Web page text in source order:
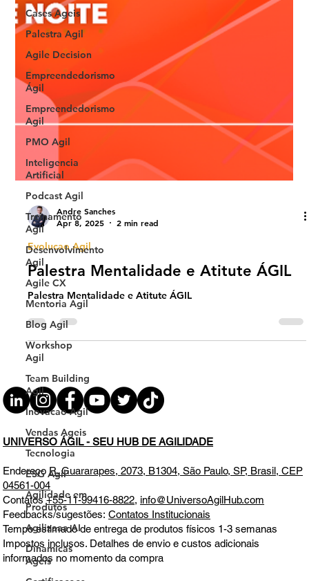
Cases Ageis
Palestra Agil
Agile Decision
Empreendedorismo
Ágil
Empreendedorismo
Agil
PMO Agil
Inteligencia
Artificial
Podcast Agil
Treinamento
Agil
Desenvolvimento
Agil
Agile CX
Mentoria Agil
Blog Agil
Workshop
Agil
Team Building
Agil
Inovacao Agil
Vendas Ageis
Tecnologia
ESG Agil
Agilidade em
Produtos
Agilizaaa AI
Dinamicas
Ageis
Andre Sanches
Apr 8, 2025
2 min read
Evolucao Agil
Palestra Mentalidade e Atitute ÁGIL
UNIVERSO ÁGIL - SEU HUB DE AGILIDADE
EndereçoR. Guararapes, 2073, B1304, São Paulo, SP, Brasil, CEP
04561-004
Contatos +55-11-99416-8822,info@UniversoAgilHub.com
Feedbacks/sugestões:Contatos Institucionais
Tempo estimado de entrega de produtos físicos 1-3 semanas